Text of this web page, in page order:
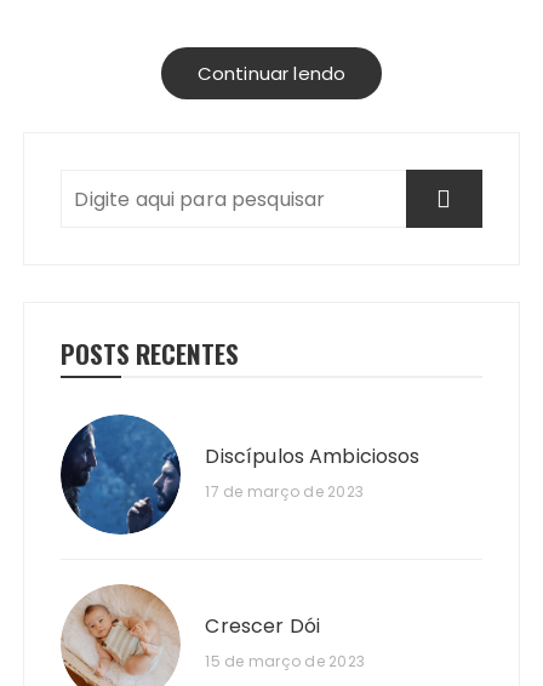
Continuar lendo
POSTS RECENTES
Discípulos Ambiciosos
17 de março de 2023
Crescer Dói
15 de março de 2023